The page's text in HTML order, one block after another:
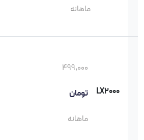
ماهانه
LX2000
499,000
تومان
ماهانه